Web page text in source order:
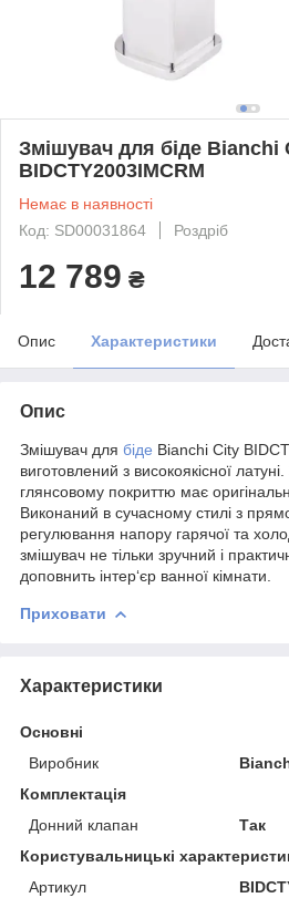
Змішувач для біде Bianchi
BIDCTY2003IMCRM
Немає в наявності
Код: SD00031864
Роздріб
12 789 ₴
Опис Характеристики
Опис
Змішувач для біде Bianchi City
виготовлений з високоякісної
глянсовому покриттю має
Виконаний в сучасному стилі з
регулювання напору гарячої та
змішувач не тільки зручний і
доповнить інтер‘єр ванної кімнати.
Приховати
Характеристики
Основні
Виробник
Комплектація
Донний клапан
Так
Користувальницькі
Артикул